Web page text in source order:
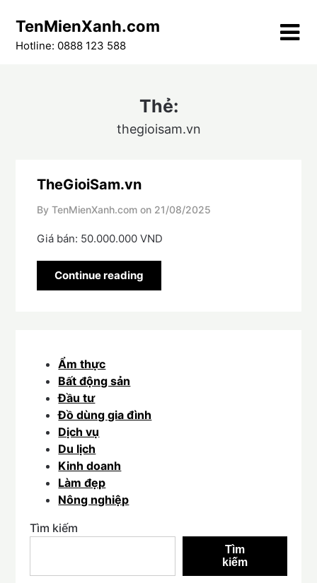
content
TenMienXanh.com
Hotline: 0888 123 588
Thẻ:
thegioisam.vn
TheGioiSam.vn
By TenMienXanh.com on 21/08/2025
Giá bán: 50.000.000 VND
Continue reading
Ẩm thực
Bất động sản
Đầu tư
Đồ dùng gia đình
Dịch vụ
Du lịch
Kinh doanh
Làm đẹp
Nông nghiệp
Tìm kiếm
Tìm
kiếm